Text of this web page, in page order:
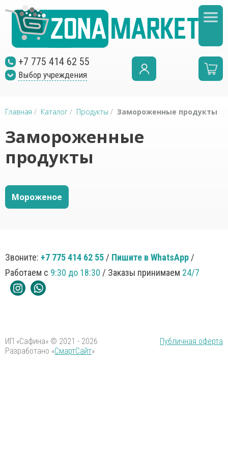
+7 775 414 62 55
Выбор учреждения
Главная / Каталог / Продукты / Замороженные продукты
Замороженные
продукты
Мороженое
Звоните: +7 775 414 62 55 / Пишите в WhatsApp /
Работаем с 9:30 до 18:30 / Заказы принимаем 24/7
ИП «Сафина» © 2021 - 2026
Публичная оферта
Разработано «СмартСайт»